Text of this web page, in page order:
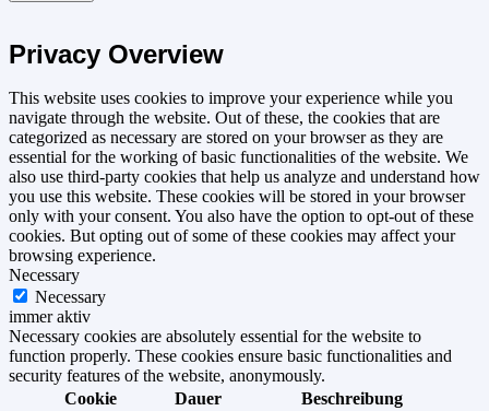
Privacy Overview
This website uses cookies to improve your experience while you
navigate through the website. Out of these, the cookies that are
categorized as necessary are stored on your browser as they are
essential for the working of basic functionalities of the website. We
also use third-party cookies that help us analyze and understand how
you use this website. These cookies will be stored in your browser
only with your consent. You also have the option to opt-out of these
cookies. But opting out of some of these cookies may affect your
browsing experience.
Necessary
Necessary
immer aktiv
Necessary cookies are absolutely essential for the website to
function properly. These cookies ensure basic functionalities and
security features of the website, anonymously.
Cookie
Dauer Beschreibung